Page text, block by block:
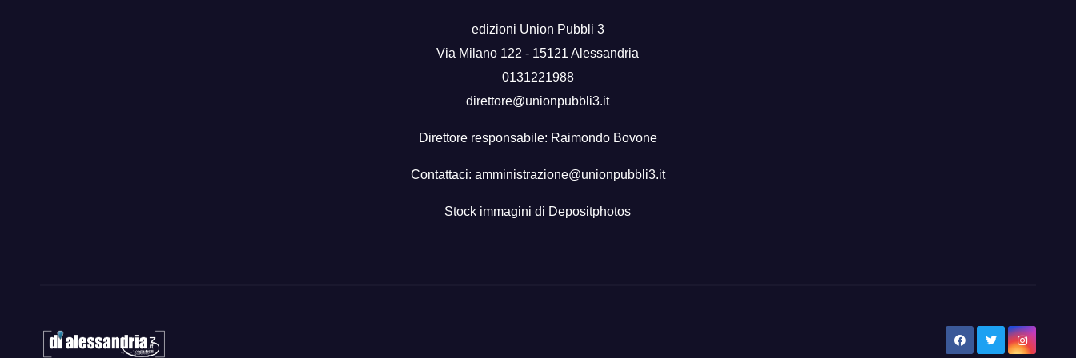
edizioni Union Pubbli 3
Via Milano 122 - 15121 Alessandria
0131221988
direttore@unionpubbli3.it
Direttore responsabile: Raimondo Bovone
Contattaci: amministrazione@unionpubbli3.it
Stock immagini di Depositphotos